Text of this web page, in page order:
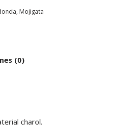
, Mojigata
(0)
charol.